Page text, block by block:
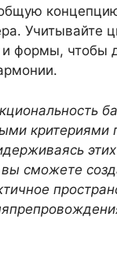
Учитывайте
формы, чтобы
критериями
этих
сможете